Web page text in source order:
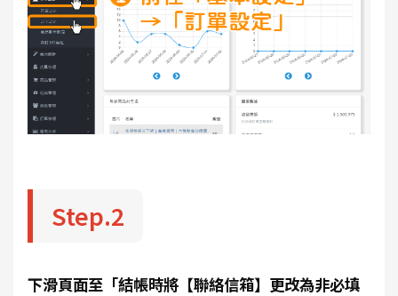
Step.2
下滑頁面至「結帳時將【聯絡信箱】更改為非必填